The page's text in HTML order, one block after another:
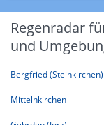
Regenradar
und
Bergfried (Steinkirchen)
Mittelnkirchen